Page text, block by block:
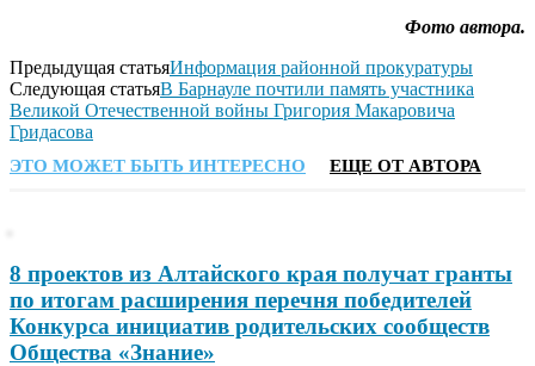
Фото автора.
Предыдущая статьяИнформация районной прокуратуры
Следующая статьяВ Барнауле почтили память участника
Великой Отечественной войны Григория Макаровича
Гридасова
ЭТО МОЖЕТ БЫТЬ ИНТЕРЕСНО ЕЩЕ ОТ АВТОРА
8 проектов из Алтайского края получат гранты
по итогам расширения перечня победителей
Конкурса инициатив родительских сообществ
Общества «Знание»